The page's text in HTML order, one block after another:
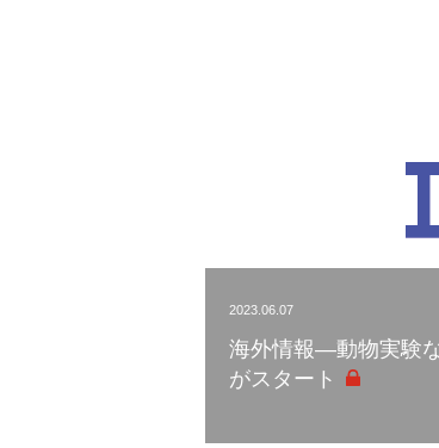
2023.06.07
海外情報―動物実験
がスタート